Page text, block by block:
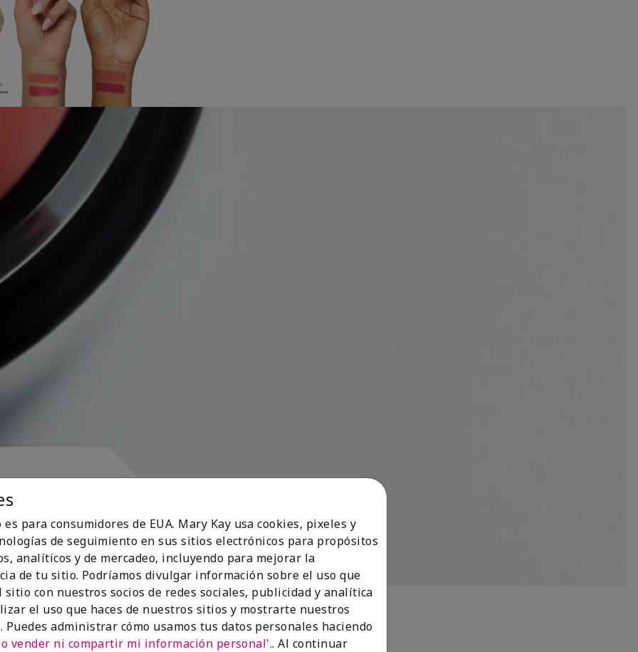
al corazón
es para consumidores de EUA. Mary Kay usa cookies, pixeles y
de seguimiento en sus sitios electrónicos para propósitos
analíticos y de mercadeo, incluyendo para mejorar la
de tu sitio. Podríamos divulgar información sobre el uso que
sitio con nuestros socios de redes sociales, publicidad y analítica
el uso que haces de nuestros sitios y mostrarte nuestros
Puedes administrar cómo usamos tus datos personales haciendo
vender ni compartir mi información personal'.. Al continuar